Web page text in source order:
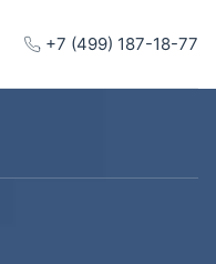
+7 (499) 187-18-77